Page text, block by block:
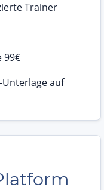
Trainer
99€
Unterlage auf